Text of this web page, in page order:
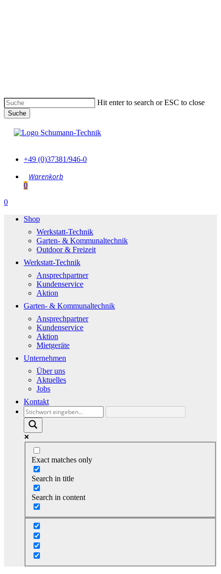
Hit enter to search or ESC to close
Suche
schließen
+49 (0)37381/946-0
0
Menu
0
Shop
Werkstatt-Technik
Garten- & Kommunaltechnik
Outdoor & Freizeit
Werkstatt-Technik
Ansprechpartner
Kundenservice
Aktion
Garten- & Kommunaltechnik
Ansprechpartner
Kundenservice
Aktion
Mietgeräte
Unternehmen
Über uns
Aktuelles
Jobs
Kontakt
Exact matches only
Search in title
Search in content